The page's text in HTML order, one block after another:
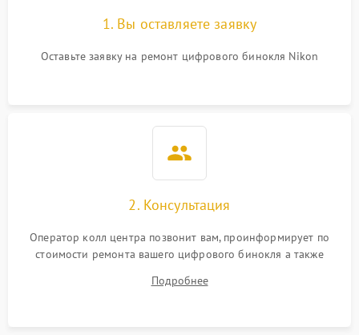
1. Вы оставляете заявку
Оставьте заявку на ремонт цифрового бинокля Nikon
2. Консультация
Оператор колл центра позвонит вам, проинформирует по
стоимости ремонта вашего цифрового бинокля а также
Подробнее